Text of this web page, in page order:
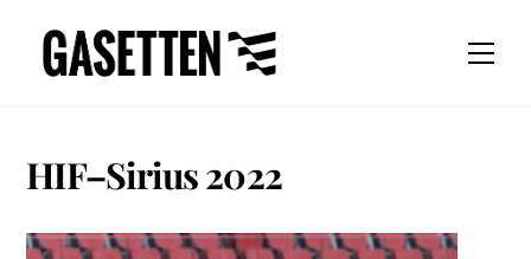
content
HIF–Sirius 2022